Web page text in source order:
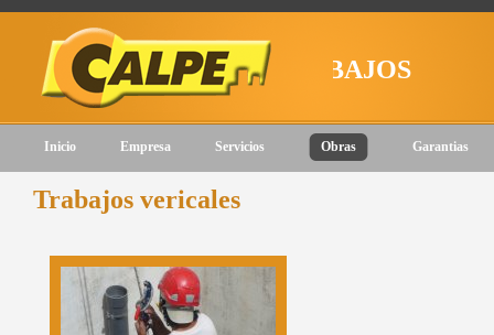
NUESTROS TRABAJOS
Inicio Empresa Servicios Obras Garantias
Trabajos vericales